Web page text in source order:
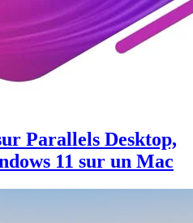
Parallels Desktop,
11 sur un Mac